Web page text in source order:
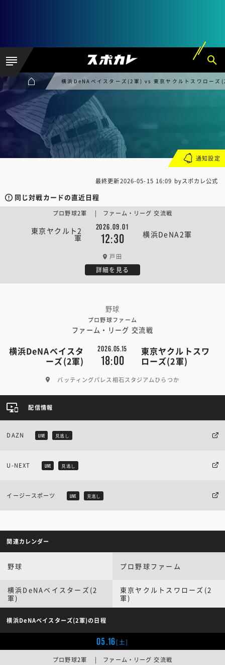
横浜DeNAベイスターズ(2軍) vs 東京ヤクルトスワローズ
最終更新2026-05-15 16:09 byスポカレ公式
同じ対戦カードの直近日程
東京ヤクルト2
軍
2026.09.01
12:30 横浜DeNA2軍
プロ野球2軍 | ファーム・リーグ 交流戦
戸田
詳細を見る
野球
プロ野球ファーム
ファーム・リーグ 交流戦
横浜DeNAベイスタ
ーズ(2軍)
2026.05.15
18:00
東京ヤクルトスワ
ローズ(2軍)
バッティングパレス相石スタジアムひらつか
通知設定
配信情報
DAZN LIVE 見逃し
U-NEXT LIVE 見逃し
イージースポーツ LIVE 見逃し
関連カレンダー
野球 プロ野球ファーム
横浜DeNAベイスターズ(2
軍)
東京ヤクルトスワローズ(2
軍)
横浜DeNAベイスターズ(2軍)の日程
05.16[土]
プロ野球2軍 | ファーム・リーグ 交流戦